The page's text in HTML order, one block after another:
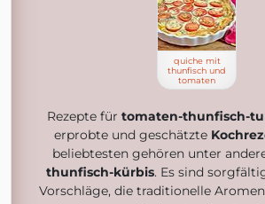
quiche mit
thunfisch und
tomaten
Rezepte für tomaten-thunfisch-
erprobte und geschätzte
beliebtesten gehören unter
thunfisch-kürbis. Es sind
Vorschläge, die traditionelle